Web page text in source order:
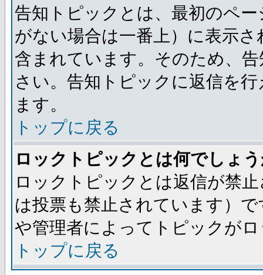
告知トピックとは、最初のペ
がない場合は一番上）に表示
含まれています。そのため、
さい。告知トピックに返信を
ます。
トップに戻る
ロックトピックとは何でしょ
ロックトピックとは返信が禁
は投票も禁止されています）
や管理者によってトピックが
トップに戻る